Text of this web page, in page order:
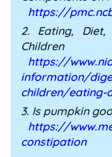
2. Eating,
Children
https://
information/
children/eating-
3. Is pumpkin
https://
constipation